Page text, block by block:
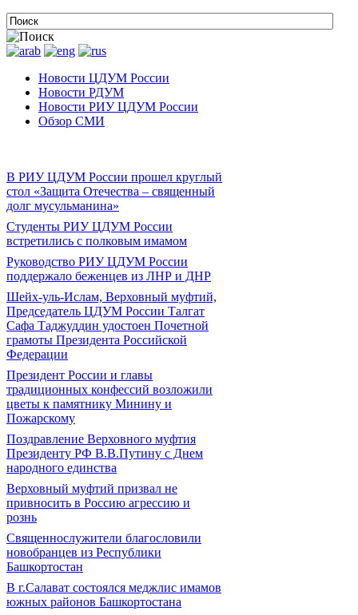
Новости ЦДУМ России
Новости РДУМ
Новости РИУ ЦДУМ России
Обзор СМИ
В РИУ ЦДУМ России прошел круглый
стол «Защита Отечества – священный
долг мусульманина»
Студенты РИУ ЦДУМ России
встретились с полковым имамом
Руководство РИУ ЦДУМ России
поддержало беженцев из ЛНР и ДНР
Шейх-уль-Ислам, Верховный муфтий,
Председатель ЦДУМ России Талгат
Сафа Таджуддин удостоен Почетной
грамоты Президента Российской
Федерации
Президент России и главы
традиционных конфессий возложили
цветы к памятнику Минину и
Пожарскому
Поздравление Верховного муфтия
Президенту РФ В.В.Путину с Днем
народного единства
Верховный муфтий призвал не
привносить в Россию агрессию и
рознь
Священнослужители благословили
новобранцев из Республики
Башкортостан
В г.Салават состоялся меджлис имамов
южных районов Башкортостана